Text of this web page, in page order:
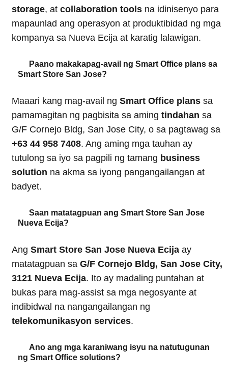
storage, at collaboration tools na idinisenyo para
mapaunlad ang operasyon at produktibidad ng mga
kompanya sa Nueva Ecija at karatig lalawigan.
Paano makakapag-avail ng Smart Office plans sa
Smart Store San Jose?
Maaari kang mag-avail ng Smart Office plans sa
pamamagitan ng pagbisita sa aming tindahan sa
G/F Cornejo Bldg, San Jose City, o sa pagtawag sa
+63 44 958 7408. Ang aming mga tauhan ay
tutulong sa iyo sa pagpili ng tamang business
solution na akma sa iyong pangangailangan at
badyet.
Saan matatagpuan ang Smart Store San Jose
Nueva Ecija?
Ang Smart Store San Jose Nueva Ecija ay
matatagpuan sa G/F Cornejo Bldg, San Jose City,
3121 Nueva Ecija. Ito ay madaling puntahan at
bukas para mag-assist sa mga negosyante at
indibidwal na nangangailangan ng
telekomunikasyon services.
Ano ang mga karaniwang isyu na natutugunan
ng Smart Office solutions?